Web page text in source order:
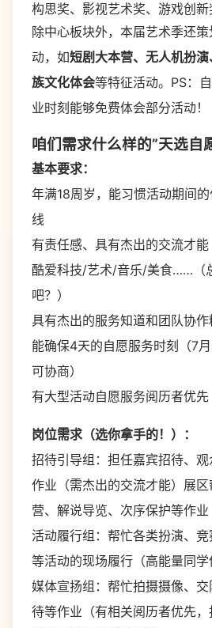
构思奖、影视艺术奖、游戏创新
除中心板块外，本届艺术季还
动，如短剧大本营、无人机扮
族文化体会等特征活动。PS：
业时刻能够免费体会部分活动！
咱们需求什么样的”天选自
基本要求：
年满18周岁，能习惯活动期间
线
有责任感、具有杰出的交流才能
酷爱科技/艺术/音乐/美食……（
吧？）
具有杰出的服务知道和团队协作
能确保4天的自愿服务时刻（7
可协商）
有大型活动自愿服务阅历者优先
岗位需求（选你拿手的！）：
招待引导组：担任嘉宾招待、
作业（需杰出的交流才能）展
营、解说导览、次序保护等作业
活动履行组：帮忙各类扮演、
等活动的现场履行（高能量同学
媒体宣扬组：帮忙拍摄摄像、
待等作业（有相关阅历者优先